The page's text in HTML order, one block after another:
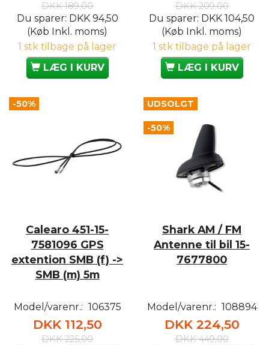
DKK 189,00
Du sparer: DKK 94,50
(Køb Inkl. moms)
1 stk tilbage på lager
LÆG I KURV
DKK 209,00
Du sparer: DKK 104,50
(Køb Inkl. moms)
1 stk tilbage på lager
LÆG I KURV
-50%
Calearo 451-15-
7581096 GPS
extention SMB (f) ->
SMB (m) 5m
Model/varenr.: 106375
DKK 112,50
DKK 225,00
UDSOLGT
-50%
Shark AM / FM
Antenne til bil 15-
7677800
Model/varenr.: 108894
DKK 224,50
DKK 449,00